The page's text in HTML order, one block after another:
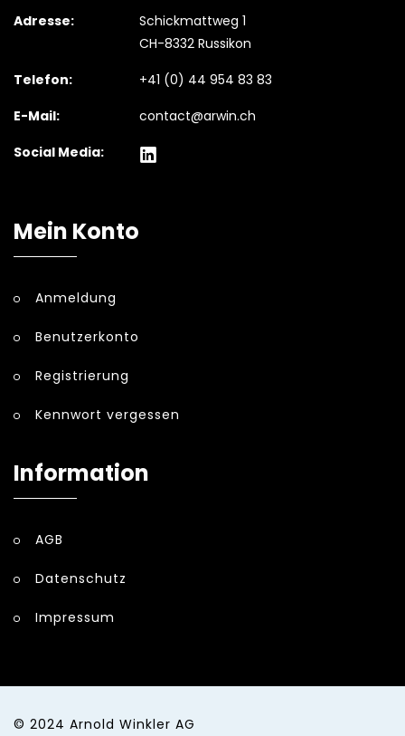
Adresse:
Schickmattweg 1
CH-8332 Russikon
Telefon:
+41 (0) 44 954 83 83
E-Mail:
contact@arwin.ch
Social Media:
Mein Konto
Anmeldung
Benutzerkonto
Registrierung
Kennwort vergessen
Information
AGB
Datenschutz
Impressum
© 2024 Arnold Winkler AG